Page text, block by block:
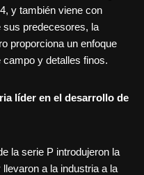
y también viene con
sus predecesores, la
proporciona un enfoque
campo y detalles finos.
líder en el desarrollo de
la serie P introdujeron la
a la industria a la